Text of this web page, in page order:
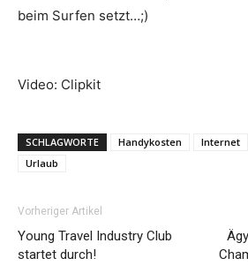
beim Surfen setzt…;)
Video: Clipkit
SCHLAGWORTE Handykosten Internet
Urlaub
Vorheriger Artikel
Young Travel Industry Club
startet durch!